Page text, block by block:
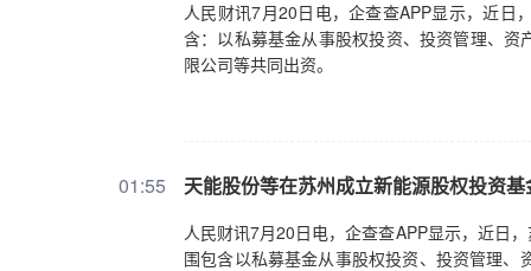
人民财讯7月20日电，企查查APP显示，近日
含：以私募基金从事股权投资、投资管理、
限公司等共同出资。
01:55 天能股份等在苏州成立新能源股权投资基
人民财讯7月20日电，企查查APP显示，近日
围包含以私募基金从事股权投资、投资管理